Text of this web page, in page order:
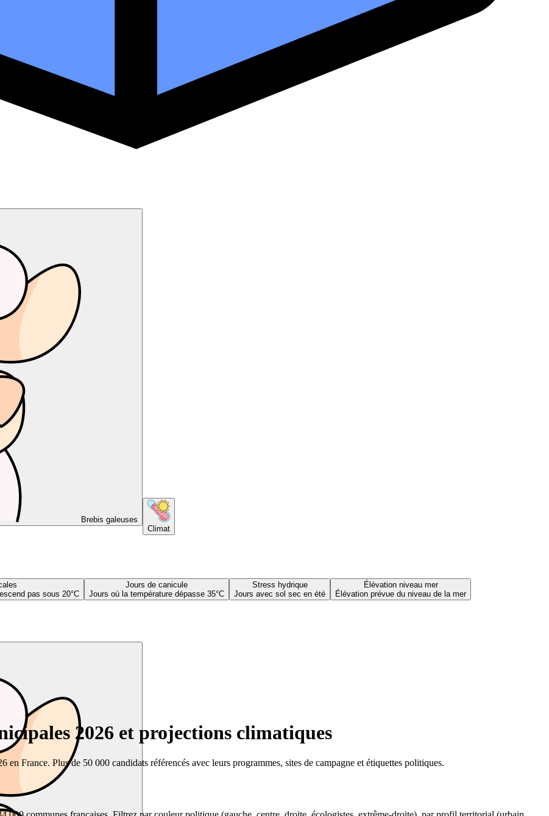
Brebis galeuses
Climat
pas sous 20°C
Jours de canicule
Jours où la température dépasse 35°C
Stress hydrique
Jours avec sol sec en été
Élévation niveau mer
Élévation prévue du niveau de la mer
2026 et projections climatiques
France. Plus de 50 000 candidats référencés avec leurs programmes, sites de campagne et étiquettes politiques.